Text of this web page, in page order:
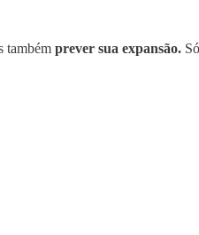
também prever sua expansão. Só